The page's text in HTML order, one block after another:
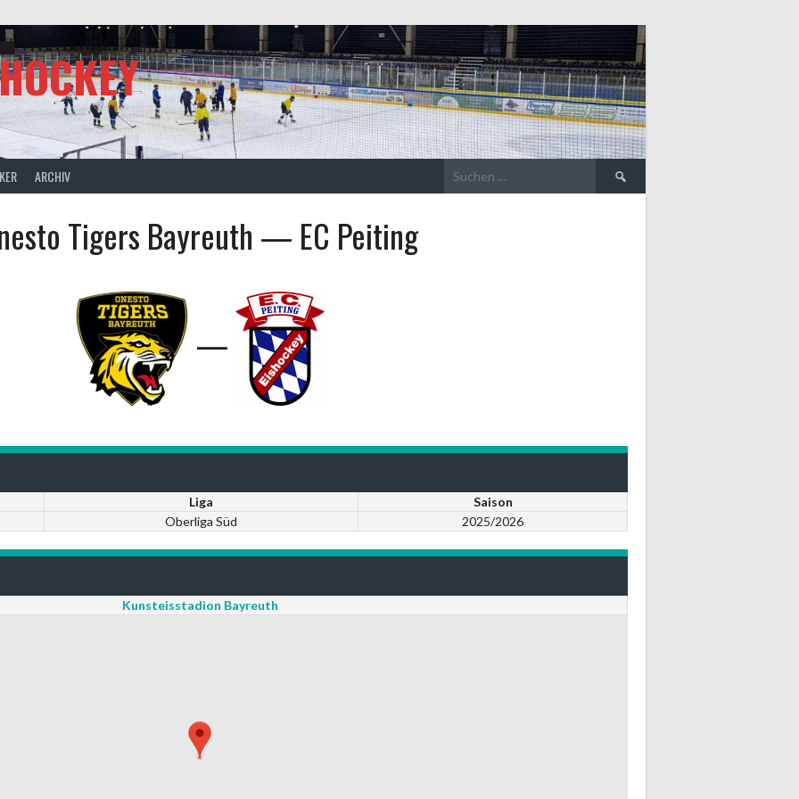
ARCHIV
Suche
nach:
Tigers Bayreuth — EC Peiting
—
Liga
Saison
Oberliga Süd 2025/2026
Kunsteisstadion Bayreuth